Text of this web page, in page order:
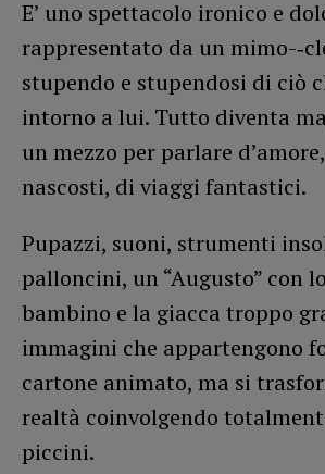
E’ uno spettacolo ironico e
rappresentato da un mimo-
stupendo e stupendosi di ciò
intorno a lui. Tutto diventa
un mezzo per parlare
nascosti, di viaggi fantastici.
Pupazzi, suoni, strumenti
palloncini, un “Augusto” con
bambino e la giacca troppo
immagini che appartengono
cartone animato, ma si
realtà coinvolgendo
piccini.